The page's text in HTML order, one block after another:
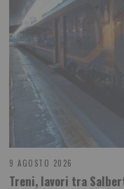
9 AGOSTO 2026
Treni, lavori tra